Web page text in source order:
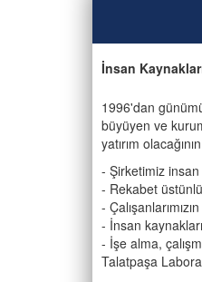
İnsan
1996'dan
büyüyen ve
yatırım
- Şirketimiz
- Rekabet
-
- İnsan
- İşe alma,
Talatpaşa